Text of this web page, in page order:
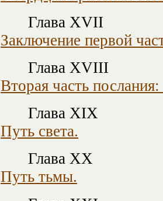
Глава XVII
Заключение первой
Глава XVIII
Вторая часть
Глава XIX
Путь света.
Глава XX
Путь тьмы.